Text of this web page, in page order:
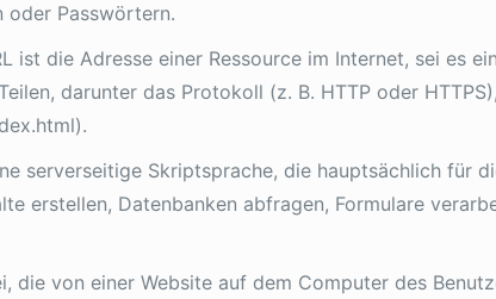
oder Passwörtern.
ist die Adresse einer Ressource im Internet, sei es
darunter das Protokoll (z. B. HTTP oder
serverseitige Skriptsprache, die hauptsächlich für
erstellen, Datenbanken abfragen, Formulare
die von einer Website auf dem Computer des